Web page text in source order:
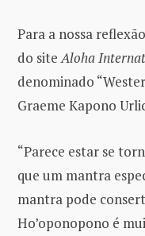
Para a nossa
do siteAloha
denominado
Graeme Kapono
“Parece estar se
que um mantra
mantra pode
Ho’oponopono é